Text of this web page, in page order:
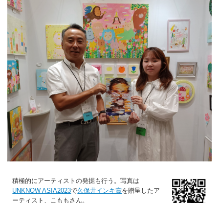
積極的にアーティストの発掘も行う。写真は
UNKNOW ASIA2023で久保井インキ賞を贈呈したア
ーティスト、こももさん。